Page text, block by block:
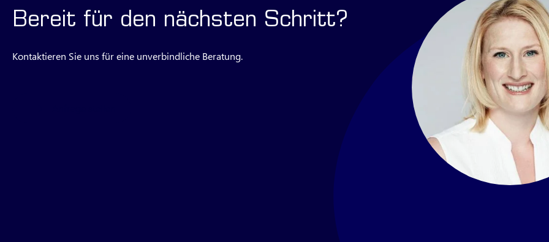
Bereit für den nächsten Schritt?
Kontaktieren Sie uns für eine unverbindliche Beratung.